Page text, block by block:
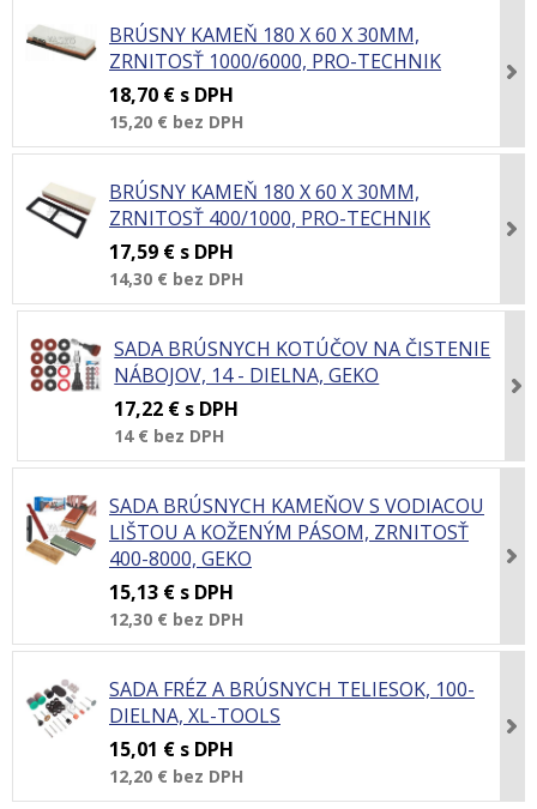
BRÚSNY KAMEŇ 180 X 60 X 30MM,
ZRNITOSŤ 1000/6000, PRO-TECHNIK
18,70 € s DPH
15,20 € bez DPH
BRÚSNY KAMEŇ 180 X 60 X 30MM,
ZRNITOSŤ 400/1000, PRO-TECHNIK
17,59 € s DPH
14,30 € bez DPH
SADA BRÚSNYCH KOTÚČOV NA ČISTENIE
NÁBOJOV, 14 - DIELNA, GEKO
17,22 € s DPH
14 € bez DPH
SADA BRÚSNYCH KAMEŇOV S VODIACOU
LIŠTOU A KOŽENÝM PÁSOM, ZRNITOSŤ
400-8000, GEKO
15,13 € s DPH
12,30 € bez DPH
SADA FRÉZ A BRÚSNYCH TELIESOK, 100-
DIELNA, XL-TOOLS
15,01 € s DPH
12,20 € bez DPH